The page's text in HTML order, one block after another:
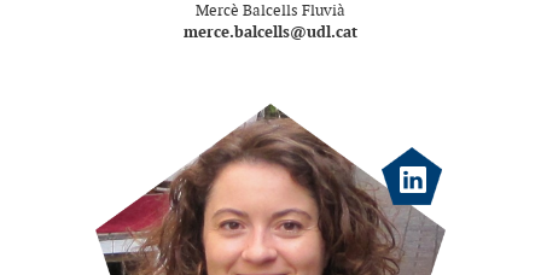
Mercè Balcells Fluvià
merce.balcells@udl.cat